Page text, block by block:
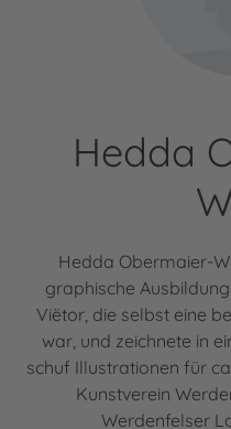
Hedda
Hedda Obermaier-
graphische
Viëtor, die selbst eine
war, und zeichnete in
schuf Illustrationen für
Kunstverein
Werdenfelser